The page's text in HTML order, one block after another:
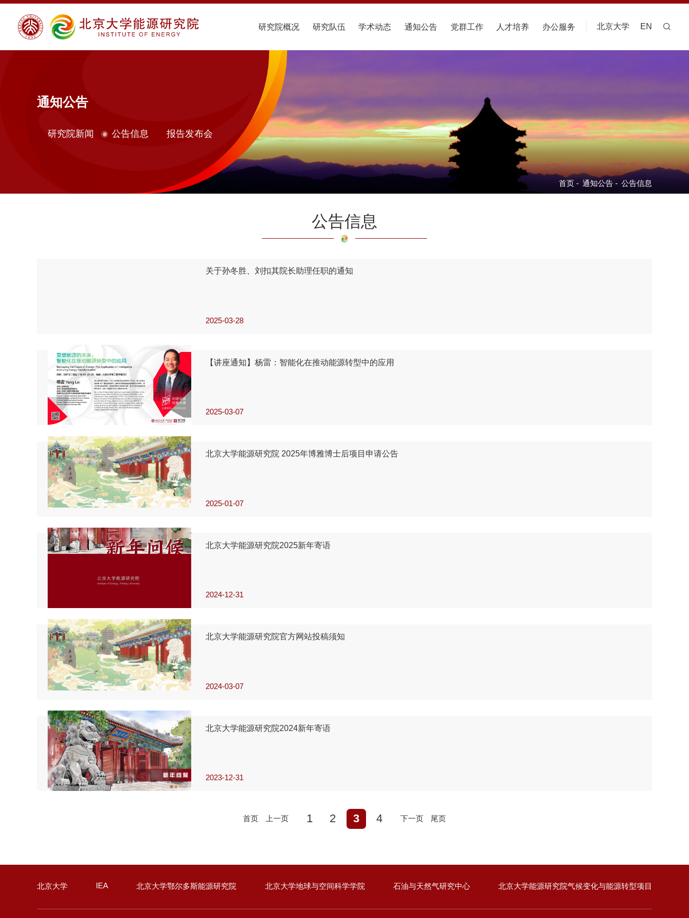
研究院概况 研究队伍 学术动态 通知公告 党群工作 人才培养 办公服务 北京大学 EN
首页 - 通知公告 - 公告信息
通知公告
研究院新闻 公告信息 报告发布会
公告信息
关于孙冬胜、刘扣其院长助理任职的通知
2025-03-28
【讲座通知】杨雷：智能化在推动能源转型中的应用
2025-03-07
北京大学能源研究院 2025年博雅博士后项目申请公告
2025-01-07
北京大学能源研究院2025新年寄语
2024-12-31
北京大学能源研究院官方网站投稿须知
2024-03-07
北京大学能源研究院2024新年寄语
2023-12-31
首页 上一页 1 2 3 4 下一页 尾页
北京大学 IEA 北京大学鄂尔多斯能源研究院 北京大学地球与空间科学学院 石油与天然气研究中心 北京大学能源研究院气候变化与能源转型项目